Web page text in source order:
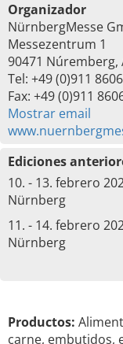
Organizador
NürnbergMesse
Messezentrum 1
90471 Núremberg,
Tel: +49 (0)911
Fax: +49 (0)911
Mostrar email
Ediciones
10. - 13. febrero
Nürnberg
11. - 14. febrero
Nürnberg
Productos:
carne, embutidos,